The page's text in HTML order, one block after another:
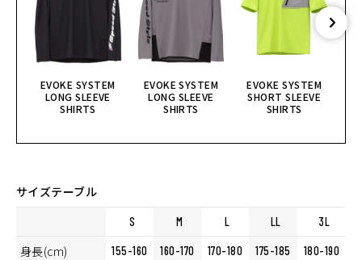
EVOKE SYSTEM
LONG SLEEVE
SHIRTS
EVOKE SYSTEM
LONG SLEEVE
SHIRTS
EVOKE SYSTEM
SHORT SLEEVE
SHIRTS
サイズテーブル
S M L LL 3L
身長(cm) 155-160 160-170 170-180 175-185 180-190